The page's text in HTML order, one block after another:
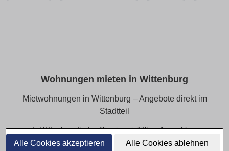
Alle Cookies akzeptieren Alle Cookies ablehnen
Wohnungen mieten in Wittenburg
Mietwohnungen in Wittenburg – Angebote direkt im
Stadtteil
In Wittenburg finden Sie eine vielfältige Auswahl an
Mietwohnungen – von kompakten Apartments bis hin zu